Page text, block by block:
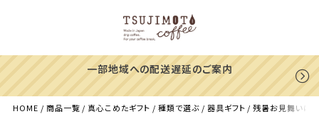
【39%OFF】ヨウソロー
ありがとうキャンペーン！
HOME 商品一覧 真心こめたギフト 種類で選ぶ 器具ギフト 残暑お見舞いに